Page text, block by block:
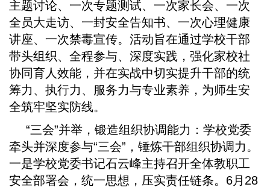
主题讨论、一次专题测试、一次家长会、一次
全员大走访、一封安全告知书、一次心理健康
讲座、一次禁毒宣传。活动旨在通过学校干部
带头组织、全程参与、深度实践，强化家校社
协同育人效能，并在实战中切实提升干部的统
筹力、执行力、服务力与专业素养，为师生安
全筑牢坚实防线。
“三会”并举，锻造组织协调能力：学校党委
牵头并深度参与“三会”，锤炼干部组织协调力。
一是学校党委书记石云峰主持召开全体教职工
安全部署会，统一思想，压实责任链条。6月28